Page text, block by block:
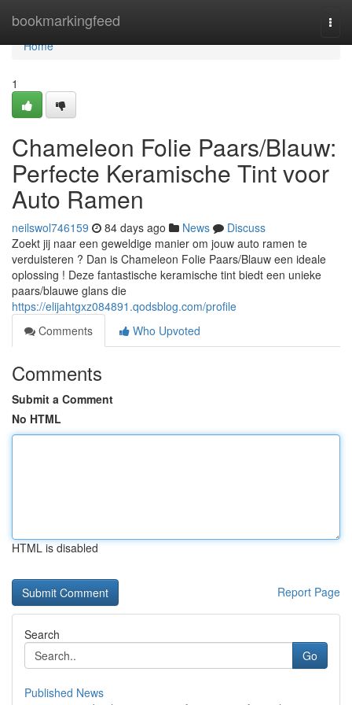
bookmarkingfeed
Home
Home
1
Chameleon Folie Paars/Blauw:
Perfecte Keramische Tint voor
Auto Ramen
neilswol746159 84 days ago News
Discuss
Zoekt jij naar een geweldige manier om jouw auto ramen te
verduisteren ? Dan is Chameleon Folie Paars/Blauw een ideale
oplossing ! Deze fantastische keramische tint biedt een unieke
paars/blauwe glans die
https://elijahtgxz084891.qodsblog.com/profile
Comments
Who Upvoted
Comments
Submit a Comment
No HTML
HTML is disabled
Report Page
Search
Go
Published News